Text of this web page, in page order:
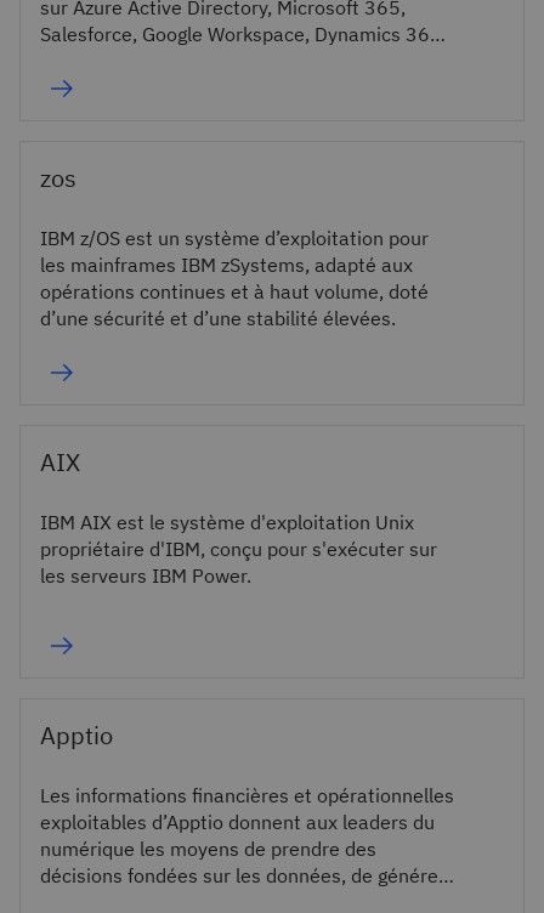
sur Azure Active Directory, Microsoft 365,
Salesforce, Google Workspace, Dynamics 365
zos
IBM z/OS est un système d’exploitation pour
les mainframes IBM zSystems, adapté aux
opérations continues et à haut volume, doté
d’une sécurité et d’une stabilité élevées.
AIX
IBM AIX est le système d'exploitation Unix
propriétaire d'IBM, conçu pour s'exécuter sur
les serveurs IBM Power.
Apptio
Les informations financières et opérationnelles
exploitables d’Apptio donnent aux leaders du
numérique les moyens de prendre des
décisions fondées sur les données, de générer